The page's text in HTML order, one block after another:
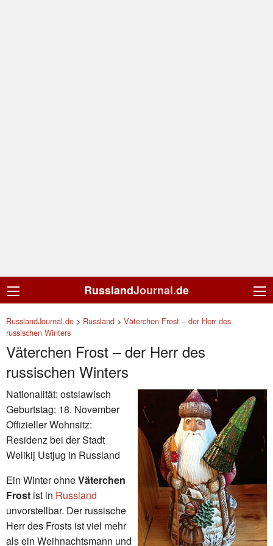
RusslandJournal.de
RusslandJournal.de > Russland > Väterchen Frost – der Herr des
russischen Winters
Väterchen Frost – der Herr des
russischen Winters
Nationalität: ostslawisch
Geburtstag: 18. November
Offizieller Wohnsitz:
Residenz bei der Stadt
Welikij Ustjug in Russland
Ein Winter ohneVäterchen
Frost ist in Russland
unvorstellbar. Der russische
Herr des Frosts ist viel mehr
als ein Weihnachtsmann und